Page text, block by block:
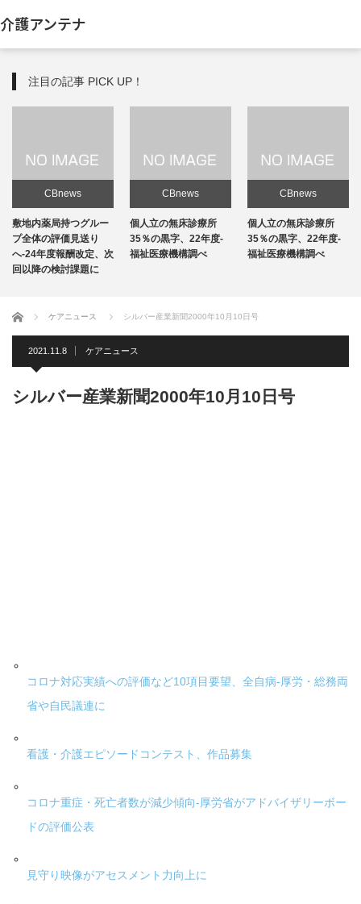
介護アンテナ
注目の記事 PICK UP！
CBnews
敷地内薬局持つグルー
プ全体の評価見送り
へ-24年度報酬改定、次
回以降の検討課題に
CBnews
個人立の無床診療所
35％の黒字、22年度-
福祉医療機構調べ
CBnews
個人立の無床診療所
35％の黒字、22年度-
福祉医療機構調べ
ホーム ケアニュース シルバー産業新聞2000年10月10日号
2021.11.8 ケアニュース
シルバー産業新聞2000年10月10日号
コロナ対応実績への評価など10項目要望、全自病-厚労・総務両
省や自民議連に
看護・介護エピソードコンテスト、作品募集
コロナ重症・死亡者数が減少傾向-厚労省がアドバイザリーボー
ドの評価公表
見守り映像がアセスメント力向上に